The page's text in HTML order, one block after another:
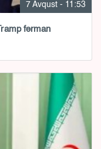
7 Avqust - 11:53
fərman